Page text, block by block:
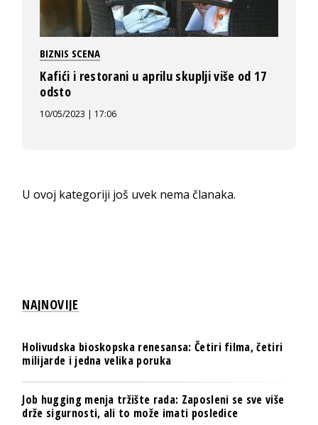
BIZNIS SCENA
Kafići i restorani u aprilu skuplji više od 17
odsto
10/05/2023 | 17:06
U ovoj kategoriji još uvek nema članaka.
NAJNOVIJE
Holivudska bioskopska renesansa: Četiri filma, četiri
milijarde i jedna velika poruka
Job hugging menja tržište rada: Zaposleni se sve više
drže sigurnosti, ali to može imati posledice